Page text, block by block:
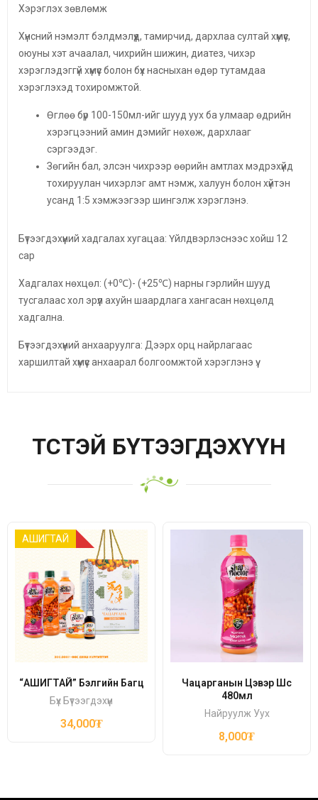
Хэрэглэх зөвлөмж
Хүнсний нэмэлт бэлдмэлүүд, тамирчид, дархлаа султай хүмүүс,
оюуны хэт ачаалал, чихрийн шижин, диатез, чихэр
хэрэглэдэггүй хүмүүс болон бүх насныхан өдөр тутамдаа
хэрэглэхэд тохиромжтой.
Өглөө бүр 100-150мл-ийг шууд уух ба улмаар өдрийн
хэрэгцээний амин дэмийг нөхөж, дархлааг
сэргээдэг.
Зөгийн бал, элсэн чихрээр өөрийн амтлах мэдрэхүйд
тохируулан чихэрлэг амт нэмж, халуун болон хүйтэн
усанд 1:5 хэмжээгээр шингэлж хэрэглэнэ.
Бүтээгдэхүүний хадгалах хугацаа: Үйлдвэрлэснээс хойш 12
сар
Хадгалах нөхцөл: (+0℃)- (+25℃) нарны гэрлийн шууд
тусгалаас хол эрүүл ахуйн шаардлага хангасан нөхцөлд
хадгална.
Бүтээгдэхүүний анхааруулга: Дээрх орц найрлагаас
харшилтай хүмүүс анхаарал болгоомжтой хэрэглэнэ үү.
ТӨСТЭЙ БҮТЭЭГДЭХҮҮН
АШИГТАЙ
“АШИГТАЙ” Бэлгийн Багц
Бүх Бүтээгдэхүүн
34,000₮
Чацарганын Цэвэр Шүүс
480мл
Найруулж Уух
8,000₮